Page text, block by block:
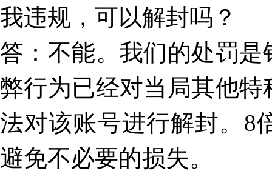
我违规，可以解封吗？
答 ：不能。我们的处罚
弊行为已经对当局其他
法对该账号进行解封。8
避免不必要的损失。